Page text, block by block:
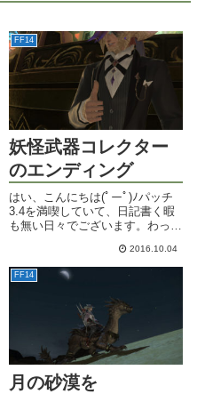
FF14
妖怪武器コレクター
のエンディング
はい、こんにちは(ﾟーﾟ)ﾉパッチ
3.4を満喫していて、日記書く暇
も無い日々でございます。わっふ
るんだし、余裕なんじゃない
の？」と思っていた妖怪ウォッチ
コラボイベントでしたが、ついに
昨日いっぱいで終了となりまし...
2016.10.04
FF14
月の砂漠を